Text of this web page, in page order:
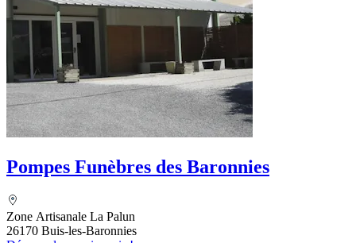
Pompes Funèbres des Baronnies
Zone Artisanale La Palun
26170 Buis-les-Baronnies